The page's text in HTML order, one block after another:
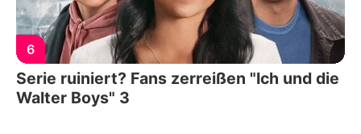
6
Serie ruiniert? Fans zerreißen "Ich und die
Walter Boys" 3